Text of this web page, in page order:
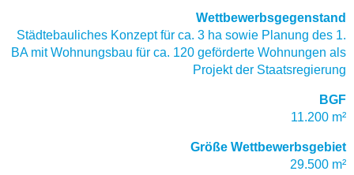
Wettbewerbsgegenstand
Städtebauliches Konzept für ca. 3 ha sowie Planung des 1.
BA mit Wohnungsbau für ca. 120 geförderte Wohnungen als
Projekt der Staatsregierung
BGF
11.200 m²
Größe Wettbewerbsgebiet
29.500 m²